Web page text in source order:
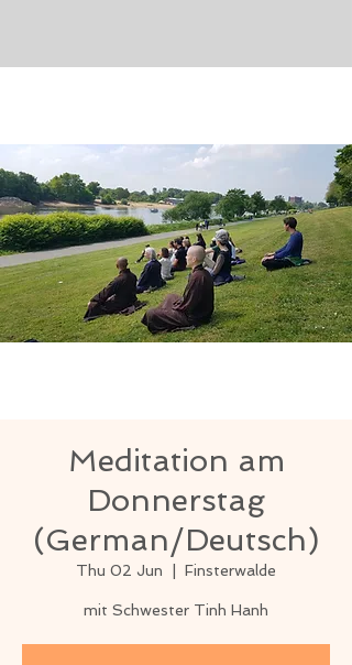
Meditation am
Donnerstag
(German/Deutsch)
Thu 02 Jun Finsterwalde
mit Schwester Tinh Hanh